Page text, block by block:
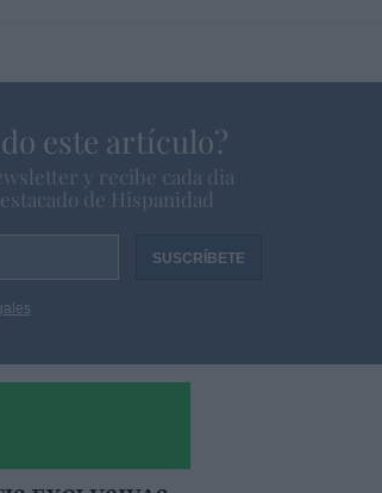
este artículo?
y recibe cada dia
de Hispanidad